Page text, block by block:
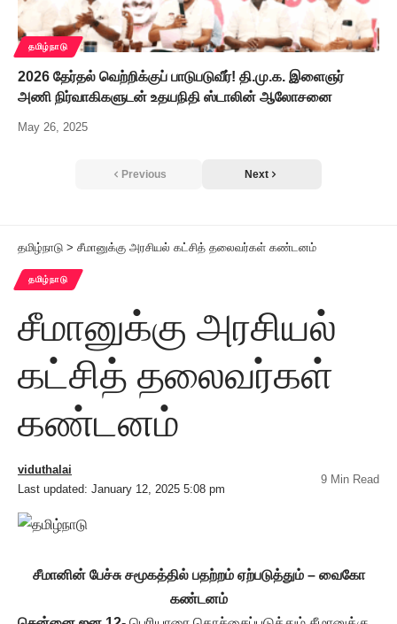
தமிழ்நாடு
2026 தேர்தல் வெற்றிக்குப் பாடுபடுவீர்! தி.மு.க. இளைஞர்
அணி நிர்வாகிகளுடன் உதயநிதி ஸ்டாலின் ஆலோசனை
May 26, 2025
Previous Next
தமிழ்நாடு > சீமானுக்கு அரசியல் கட்சித் தலைவர்கள் கண்டனம்
தமிழ்நாடு
சீமானுக்கு அரசியல்
கட்சித் தலைவர்கள்
கண்டனம்
Last updated: January 12, 2025 5:08 pm
viduthalai
9 Min Read
சீமானின் பேச்சு சமூகத்தில் பதற்றம் ஏற்படுத்தும் – வைகோ
கண்டனம்